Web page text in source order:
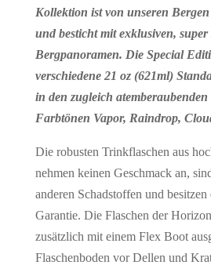
Kollektion ist von unseren
und besticht mit exklusiven, super
Bergpanoramen. Die Special
verschiedene 21 oz (621ml)
in den zugleich
Farbtönen Vapor, Raindrop,
Die robusten Trinkflaschen aus
nehmen keinen Geschmack an,
anderen Schadstoffen und besitzen
Garantie. Die Flaschen der
zusätzlich mit einem Flex Boot
Flaschenboden vor Dellen und